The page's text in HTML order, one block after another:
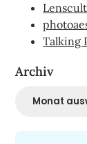
Talking
Archiv
Archiv